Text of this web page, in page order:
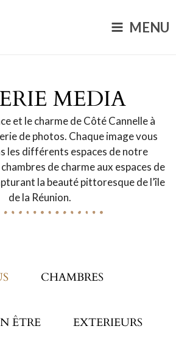
Menu
MENU
MEDIA
et le charme de Côté Cannelle à
de photos. Chaque image vous
les différents espaces de notre
de charme aux espaces de
la beauté pittoresque de l’île
de la Réunion.
CHAMBRES
ÊTRE EXTERIEURS